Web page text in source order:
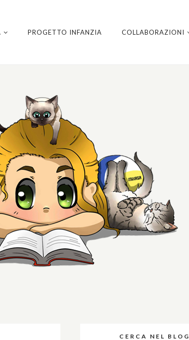
PROGETTO INFANZIA COLLABORAZIONI
CERCA NEL BLOG